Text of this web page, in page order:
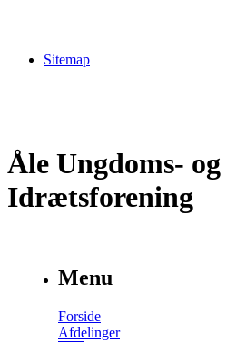
Sitemap
Åle Ungdoms- og
Idrætsforening
Menu
Forside
Afdelinger